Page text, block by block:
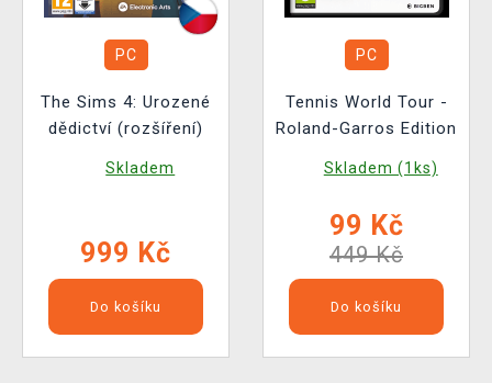
PC
The Sims 4: Urozené
dědictví (rozšíření)
Skladem
999 Kč
Do košíku
PC
Tennis World Tour -
Roland-Garros Edition
Skladem (1ks)
99 Kč
449 Kč
Do košíku